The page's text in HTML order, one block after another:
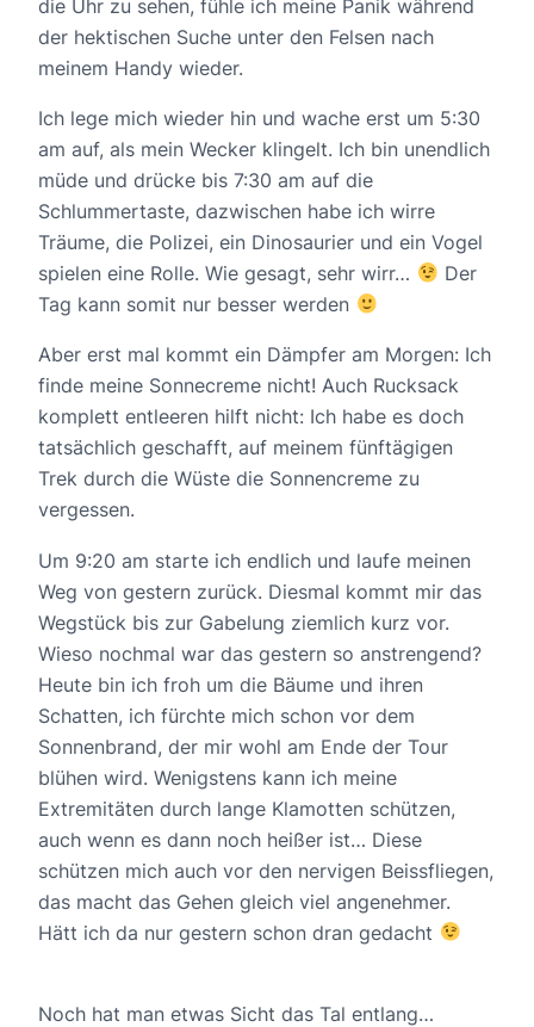
die Uhr zu sehen, fühle ich meine Panik während
der hektischen Suche unter den Felsen nach
meinem Handy wieder.
Ich lege mich wieder hin und wache erst um 5:30
am auf, als mein Wecker klingelt. Ich bin unendlich
müde und drücke bis 7:30 am auf die
Schlummertaste, dazwischen habe ich wirre
Träume, die Polizei, ein Dinosaurier und ein Vogel
spielen eine Rolle. Wie gesagt, sehr wirr…
Der
Tag kann somit nur besser werden
Aber erst mal kommt ein Dämpfer am Morgen: Ich
finde meine Sonnecreme nicht! Auch Rucksack
komplett entleeren hilft nicht: Ich habe es doch
tatsächlich geschafft, auf meinem fünftägigen
Trek durch die Wüste die Sonnencreme zu
vergessen.
Um 9:20 am starte ich endlich und laufe meinen
Weg von gestern zurück. Diesmal kommt mir das
Wegstück bis zur Gabelung ziemlich kurz vor.
Wieso nochmal war das gestern so anstrengend?
Heute bin ich froh um die Bäume und ihren
Schatten, ich fürchte mich schon vor dem
Sonnenbrand, der mir wohl am Ende der Tour
blühen wird. Wenigstens kann ich meine
Extremitäten durch lange Klamotten schützen,
auch wenn es dann noch heißer ist… Diese
schützen mich auch vor den nervigen Beissfliegen,
das macht das Gehen gleich viel angenehmer.
Hätt ich da nur gestern schon dran gedacht
Noch hat man etwas Sicht das Tal entlang…